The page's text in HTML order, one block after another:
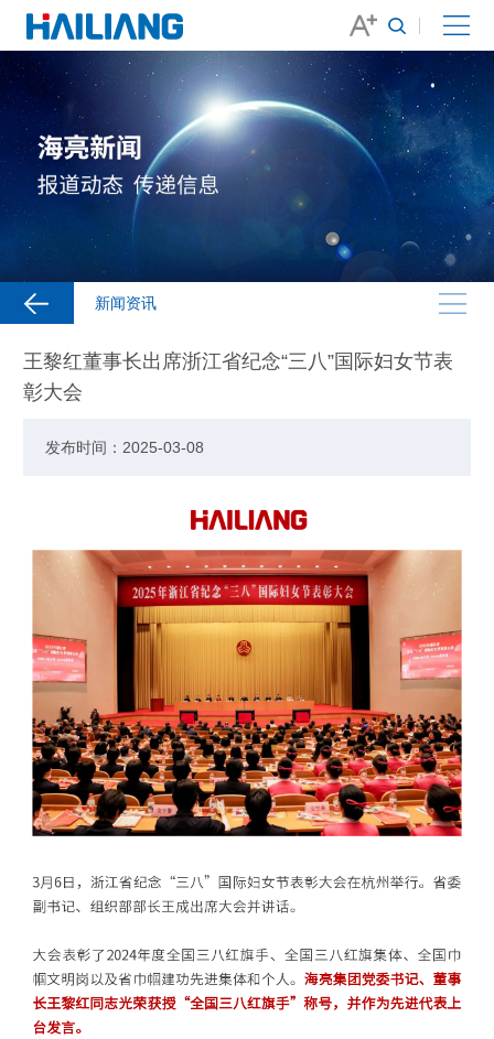
新闻资讯
王黎红董事长出席浙江省纪念“三八”国际妇女节表
彰大会
发布时间：2025-03-08